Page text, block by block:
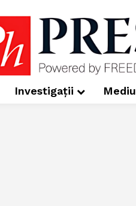
Investigații Mediu